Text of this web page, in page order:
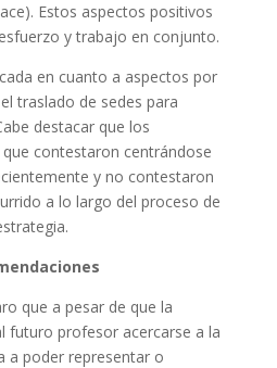
Estos aspectos positivos
y trabajo en conjunto.
en cuanto a aspectos por
traslado de sedes para
destacar que los
contestaron centrándose
y no contestaron
a lo largo del proceso de
que a pesar de que la
futuro profesor acercarse a la
a poder representar o